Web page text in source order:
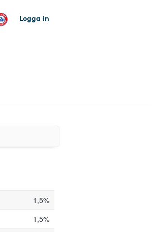
Logga in
1,5%
1,5%